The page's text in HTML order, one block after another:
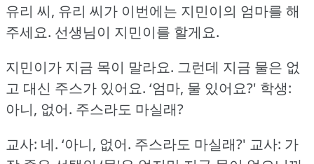
유리 씨, 유리 씨가 이번에는 지민이의 엄마를 해
주세요. 선생님이 지민이를 할게요.
지민이가 지금 목이 말라요. 그런데 지금 물은 없
고 대신 주스가 있어요. ‘엄마, 물 있어요?' 학생:
아니, 없어. 주스라도 마실래?
교사: 네. ‘아니, 없어. 주스라도 마실래?' 교사: 가